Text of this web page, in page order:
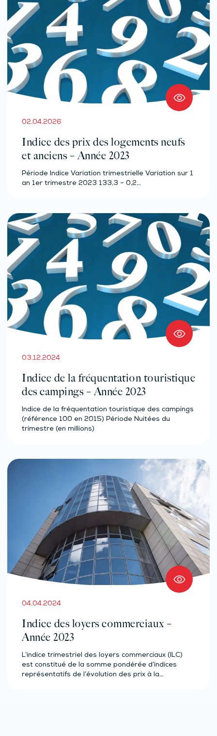
02.04.2026
Indice des prix des logements neufs
et anciens – Année 2023
Période Indice Variation trimestrielle Variation sur 1
an 1er trimestre 2023 133,3 – 0,2…
03.12.2024
Indice de la fréquentation touristique
des campings – Année 2023
Indice de la fréquentation touristique des campings
(référence 100 en 2015) Période Nuitées du
trimestre (en millions)
04.04.2024
Indice des loyers commerciaux –
Année 2023
L’indice trimestriel des loyers commerciaux (ILC)
est constitué de la somme pondérée d’indices
représentatifs de l’évolution des prix à la…